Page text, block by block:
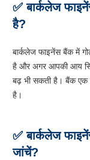
✅ बार्कलेज
है?
बार्कलेज फाइनेंस बैंक में
है और अगर आपकी आय
बढ़ भी सकती है। बैंक एक
है।
✅ बार्कलेज
जांचें?